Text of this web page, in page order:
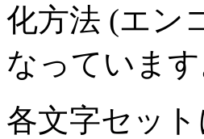
化方法 (エン
なっています
各文字セッ